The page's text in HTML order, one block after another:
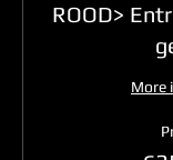
ROOD>
More